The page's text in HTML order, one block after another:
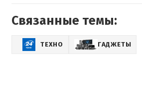
Связанные темы:
ТЕХНО ГАДЖЕТЫ